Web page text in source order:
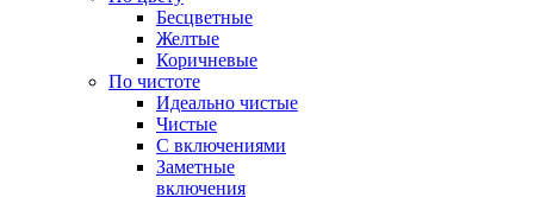
Бесцветные
Желтые
Коричневые
По чистоте
Идеально чистые
Чистые
С включениями
Заметные
включения